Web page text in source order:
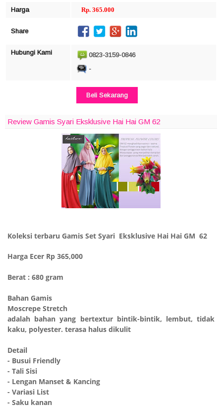
Harga Rp. 365.000
Share
Hubungi Kami
0823-3159-0846
-
Beli Sekarang
Review Gamis Syari Eksklusive Hai Hai GM 62
Koleksi terbaru Gamis Set Syari Eksklusive Hai Hai GM 62
Harga Ecer Rp 365,000
Berat : 680 gram
Bahan Gamis
Moscrepe Stretch
adalah bahan yang bertextur bintik-bintik, lembut, tidak
kaku, polyester. terasa halus dikulit
Detail
- Busui Friendly
- Tali Sisi
- Lengan Manset & Kancing
- Variasi List
- Saku kanan